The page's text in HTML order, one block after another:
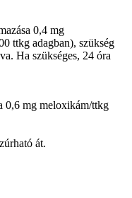
0,4 mg
ttkg adagban), szükség
Ha szükséges, 24 óra
0,6 mg meloxikám/ttkg
át.